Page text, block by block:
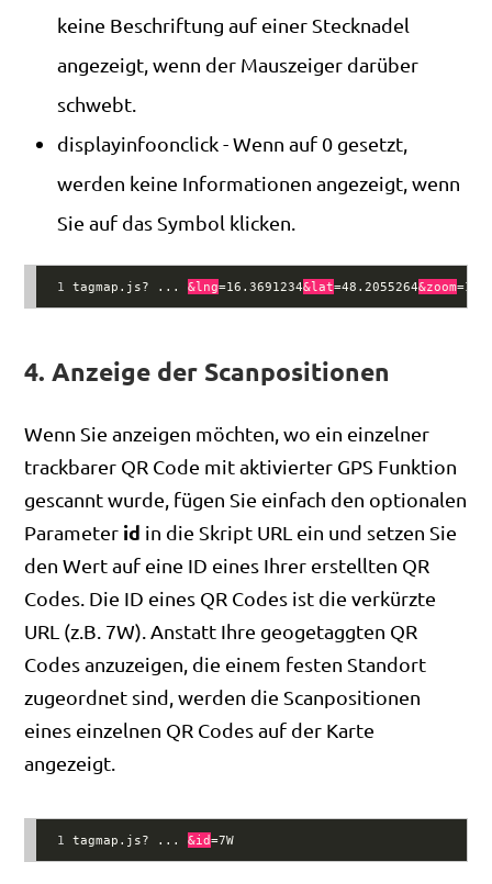
keine Beschriftung auf einer Stecknadel
angezeigt, wenn der Mauszeiger darüber
schwebt.
displayinfoonclick - Wenn auf 0 gesetzt,
werden keine Informationen angezeigt, wenn
Sie auf das Symbol klicken.
1 tagmap.js? ... &lng=16.3691234&lat=48.2055264&zoom=12
4. Anzeige der Scanpositionen
Wenn Sie anzeigen möchten, wo ein einzelner
trackbarer QR Code mit aktivierter GPS Funktion
gescannt wurde, fügen Sie einfach den optionalen
Parameter id in die Skript URL ein und setzen Sie
den Wert auf eine ID eines Ihrer erstellten QR
Codes. Die ID eines QR Codes ist die verkürzte
URL (z.B. 7W). Anstatt Ihre geogetaggten QR
Codes anzuzeigen, die einem festen Standort
zugeordnet sind, werden die Scanpositionen
eines einzelnen QR Codes auf der Karte
angezeigt.
1 tagmap.js? ... &id=7W